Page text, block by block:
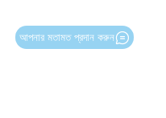
আপনার মতামত প্রদান করুন